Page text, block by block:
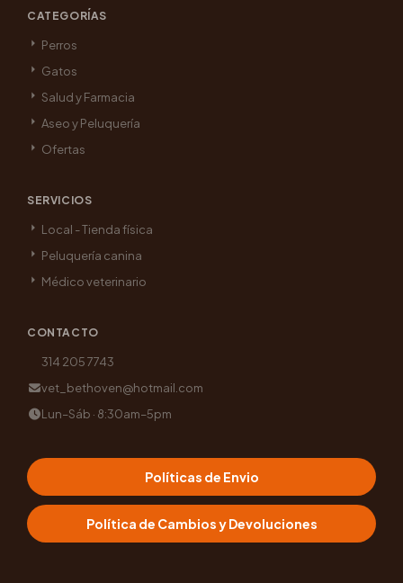
CATEGORÍAS
Perros
Gatos
Salud y Farmacia
Aseo y Peluquería
Ofertas
SERVICIOS
Local - Tienda física
Peluquería canina
Médico veterinario
CONTACTO
314 205 7743
vet_bethoven@hotmail.com
Lun–Sáb · 8:30am–5pm
Políticas de Envio
Política de Cambios y Devoluciones